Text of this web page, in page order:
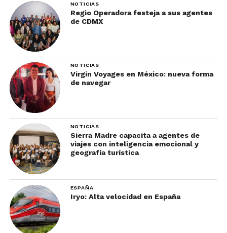
NOTICIAS
Regio Operadora festeja a sus agentes
de CDMX
NOTICIAS
Virgin Voyages en México: nueva forma
de navegar
NOTICIAS
Sierra Madre capacita a agentes de
viajes con inteligencia emocional y
geografía turística
ESPAÑA
Iryo: Alta velocidad en España